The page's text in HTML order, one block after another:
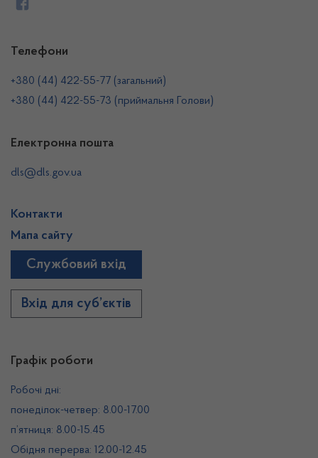
Графік роботи
Робочі дні:
понеділок-четвер: 8.00-17.00
п’ятниця: 8.00-15.45
Обідня перерва: 12.00-12.45
Телефони
+380 (44) 422-55-77 (загальний)
+380 (44) 422-55-73 (приймальня Голови)
Електронна пошта
dls@dls.gov.ua
Контакти
Мапа сайту
Службовий вхід
Вхід для суб’єктів